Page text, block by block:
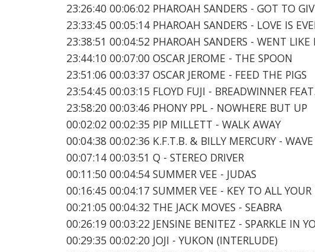
23:26:40 00:06:02 PHAROAH SANDERS - GOT TO
23:33:45 00:05:14 PHAROAH SANDERS - LOVE IS
23:38:51 00:04:52 PHAROAH SANDERS - WENT LIKE
23:44:10 00:07:00 OSCAR JEROME - THE SPOON
23:51:06 00:03:37 OSCAR JEROME - FEED THE PIGS
23:54:45 00:03:15 FLOYD FUJI - BREADWINNER
23:58:20 00:03:46 PHONY PPL - NOWHERE BUT UP
00:02:02 00:02:35 PIP MILLETT - WALK AWAY
00:04:38 00:02:36 K.F.T.B. & BILLY MERCURY -
00:07:14 00:03:51 Q - STEREO DRIVER
00:11:50 00:04:54 SUMMER VEE - JUDAS
00:16:45 00:04:17 SUMMER VEE - KEY TO ALL YOUR
00:21:05 00:04:32 THE JACK MOVES - SEABRA
00:26:19 00:03:22 JENSINE BENITEZ - SPARKLE IN
00:29:35 00:02:20 JOJI - YUKON (INTERLUDE)